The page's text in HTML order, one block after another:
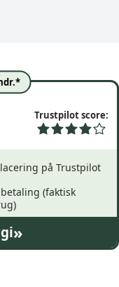
Trustpilot score:
på Trustpilot
(faktisk
»